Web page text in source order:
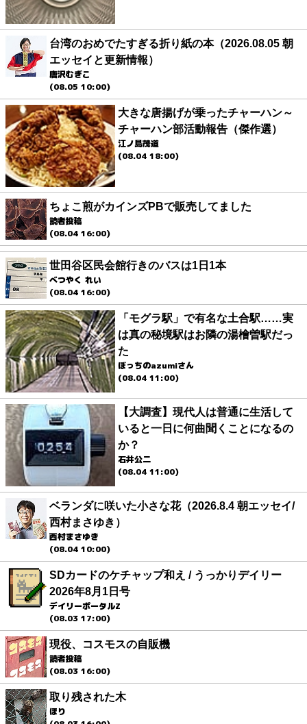
台湾のおめでたすぎる折り紙の本（2026.08.05 朝
エッセイと更新情報）
唐沢むぎこ
(08.05 10:00)
大きな唐揚げが乗ったチャーハン～
チャーハン部活動報告（傑作選）
江ノ島茂道
(08.04 18:00)
ちょこ煎がカインズPBで販売してました
読者投稿
(08.04 16:00)
世田谷区民会館行きのバスは1日1本
べつやく れい
(08.04 16:00)
「モグラ駅」で有名な土合駅……実
は真の秘境駅はお隣の湯檜曽駅だっ
た
ぼっちのazumiさん
(08.04 11:00)
【大調査】現代人は普通に生活して
いると一日に何曲聞くことになるの
か？
石井公二
(08.04 11:00)
ベランダに咲いた小さな花（2026.8.4 朝エッセイ/
西村まさゆき）
西村まさゆき
(08.04 10:00)
SDカードのケチャップ和え / うっかりデイリー
2026年8月1日号
デイリーポータルZ
(08.03 17:00)
現役、コスモスの自販機
読者投稿
(08.03 16:00)
取り残された木
ほり